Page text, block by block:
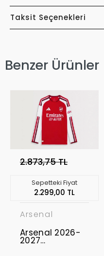
Taksit Seçenekleri
Benzer Ürünler
2.873,75 TL
Sepetteki Fiyat
2.299,00 TL
Arsenal
Arsenal 2026-
2027